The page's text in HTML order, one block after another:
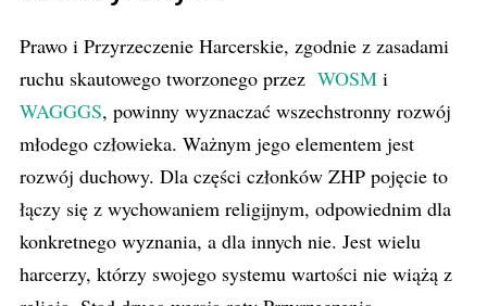
Prawo i Przyrzeczenie Harcerskie, zgodnie z zasadami
ruchu skautowego tworzonego przez WOSM i
WAGGGS, powinny wyznaczać wszechstronny rozwój
młodego człowieka. Ważnym jego elementem jest
rozwój duchowy. Dla części członków ZHP pojęcie to
łączy się z wychowaniem religijnym, odpowiednim dla
konkretnego wyznania, a dla innych nie. Jest wielu
harcerzy, którzy swojego systemu wartości nie wiążą z